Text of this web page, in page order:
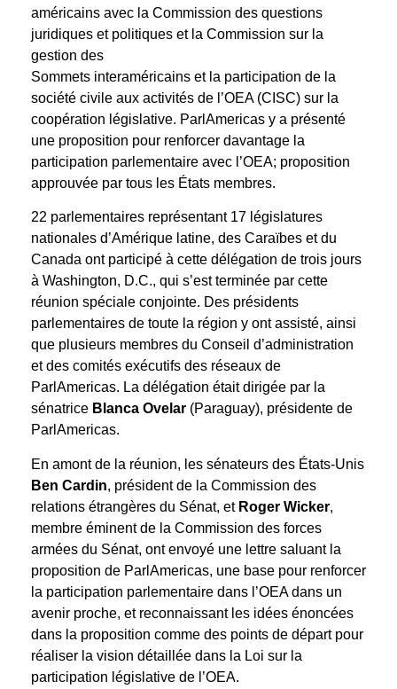
américains avec la Commission des questions
juridiques et politiques et la Commission sur la
gestion des
Sommets interaméricains et la participation de la
société civile aux activités de l’OEA (CISC) sur la
coopération législative. ParlAmericas y a présenté
une proposition pour renforcer davantage la
participation parlementaire avec l’OEA; proposition
approuvée par tous les États membres.
22 parlementaires représentant 17 législatures
nationales d’Amérique latine, des Caraïbes et du
Canada ont participé à cette délégation de trois jours
à Washington, D.C., qui s’est terminée par cette
réunion spéciale conjointe. Des présidents
parlementaires de toute la région y ont assisté, ainsi
que plusieurs membres du Conseil d’administration
et des comités exécutifs des réseaux de
ParlAmericas. La délégation était dirigée par la
sénatrice Blanca Ovelar (Paraguay), présidente de
ParlAmericas.
En amont de la réunion, les sénateurs des États-Unis
Ben Cardin, président de la Commission des
relations étrangères du Sénat, et Roger Wicker,
membre éminent de la Commission des forces
armées du Sénat, ont envoyé une lettre saluant la
proposition de ParlAmericas, une base pour renforcer
la participation parlementaire dans l’OEA dans un
avenir proche, et reconnaissant les idées énoncées
dans la proposition comme des points de départ pour
réaliser la vision détaillée dans la Loi sur la
participation législative de l’OEA.